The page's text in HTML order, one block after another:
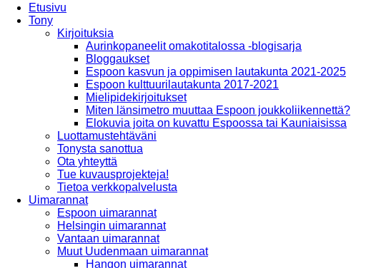
Etusivu
Tony
Kirjoituksia
Aurinkopaneelit omakotitalossa -blogisarja
Bloggaukset
Espoon kasvun ja oppimisen lautakunta 2021-2025
Espoon kulttuurilautakunta 2017-2021
Mielipidekirjoitukset
Miten länsimetro muuttaa Espoon joukkoliikennettä?
Elokuvia joita on kuvattu Espoossa tai Kauniaisissa
Luottamustehtäväni
Tonysta sanottua
Ota yhteyttä
Tue kuvausprojekteja!
Tietoa verkkopalvelusta
Uimarannat
Espoon uimarannat
Helsingin uimarannat
Vantaan uimarannat
Muut Uudenmaan uimarannat
Hangon uimarannat